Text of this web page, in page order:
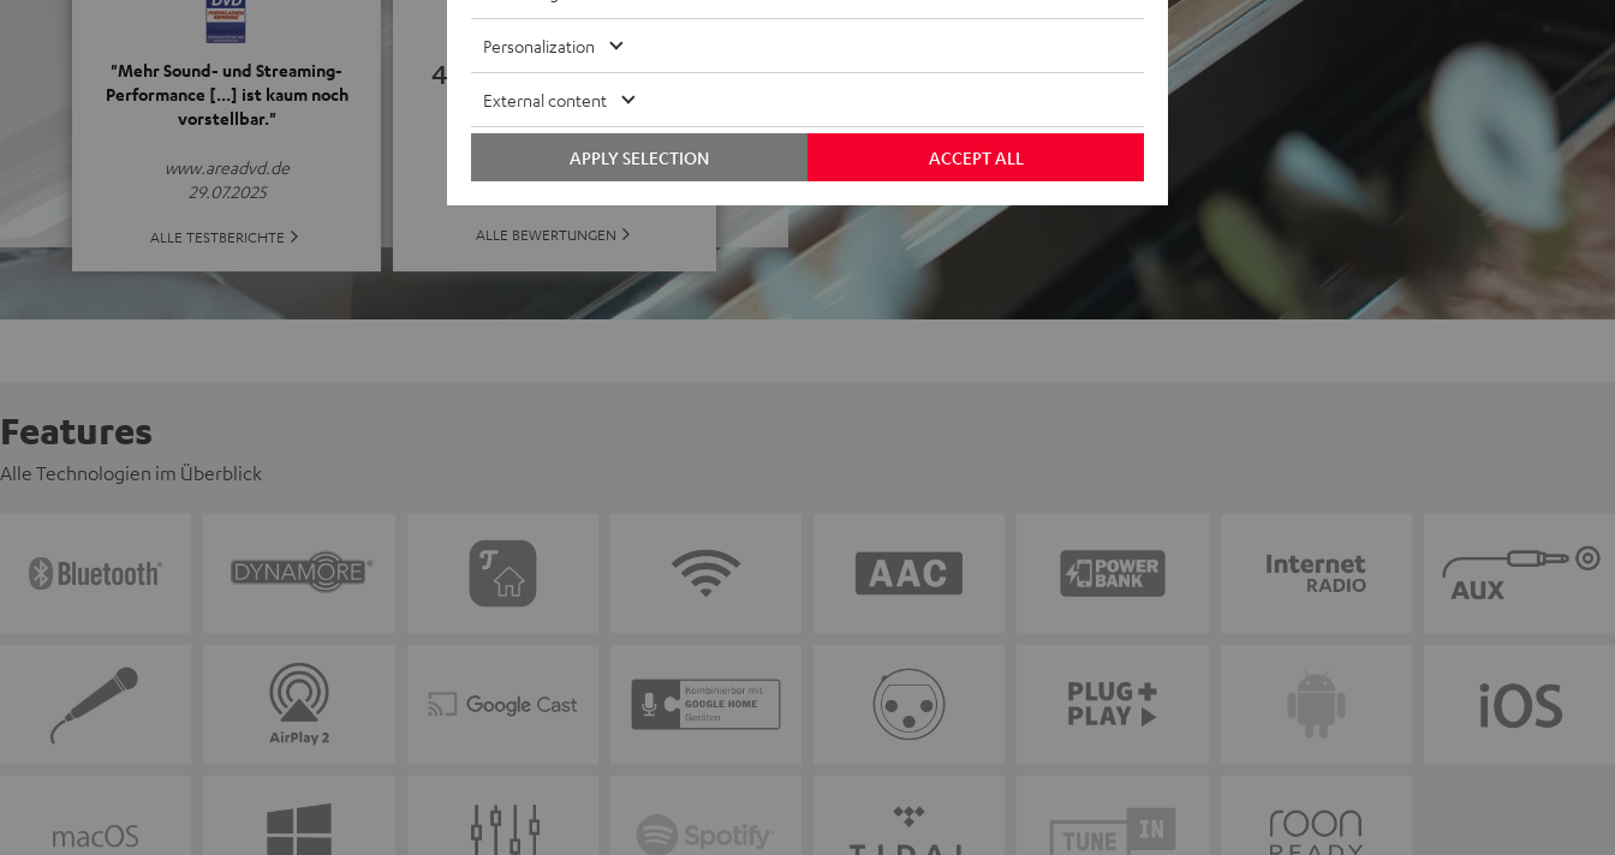
"Mehr Sound- und Streaming-
Performance [...] ist kaum noch
vorstellbar."
www.areadvd.de
29.07.2025
ALLE TESTBERICHTE
4.94
(4.94 von 5 bei 17 Bewertungen)
ALLE BEWERTUNGEN
Features
Alle Technologien im Überblick
Personalization
External content
ACCEPT ALL
APPLY SELECTION